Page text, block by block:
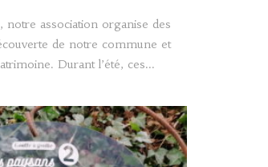
notre association organise des
de notre commune et
Durant l’été, ces...